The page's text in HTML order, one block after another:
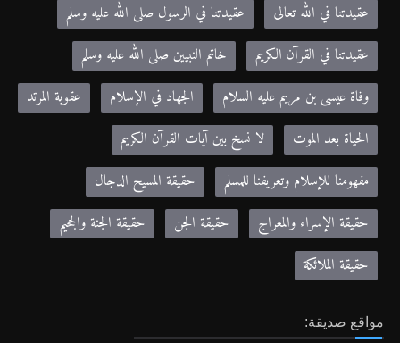
عقيدتنا في الله تعالى
عقيدتنا في الرسول صلى الله عليه وسلم
عقيدتنا في القرآن الكريم
خاتم النبيين صلى الله عليه وسلم
وفاة عيسى بن مريم عليه السلام
الجهاد في الإسلام
عقوبة المرتد
الحياة بعد الموت
لا نسخ بين آيات القرآن الكريم
مفهومنا للإسلام وتعريفنا للمسلم
حقيقة المسيح الدجال
حقيقة الإسراء والمعراج
حقيقة الجن
حقيقة الجنة والجحيم
حقيقة الملائكة
مواقع صديقة: